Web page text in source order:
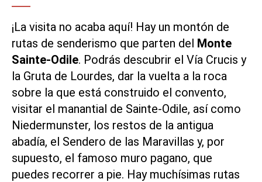
¡La visita no acaba aquí! Hay un montón de
rutas de senderismo que parten del Monte
Sainte-Odile. Podrás descubrir el Vía Crucis y
la Gruta de Lourdes, dar la vuelta a la roca
sobre la que está construido el convento,
visitar el manantial de Sainte-Odile, así como
Niedermunster, los restos de la antigua
abadía, el Sendero de las Maravillas y, por
supuesto, el famoso muro pagano, que
puedes recorrer a pie. Hay muchísimas rutas